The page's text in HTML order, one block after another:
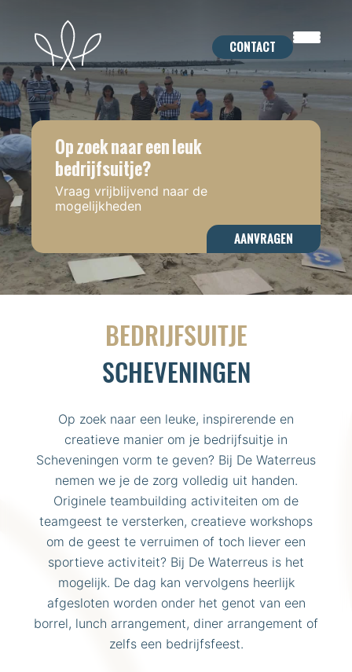
content
CONTACT
Op zoek naar een leuk
bedrijfsuitje?
Vraag vrijblijvend naar de
mogelijkheden
AANVRAGEN
BEDRIJFSUITJE
SCHEVENINGEN
Op zoek naar een leuke, inspirerende en
creatieve manier om je bedrijfsuitje in
Scheveningen vorm te geven? Bij De Waterreus
nemen we je de zorg volledig uit handen.
Originele teambuilding activiteiten om de
teamgeest te versterken, creatieve workshops
om de geest te verruimen of toch liever een
sportieve activiteit? Bij De Waterreus is het
mogelijk. De dag kan vervolgens heerlijk
afgesloten worden onder het genot van een
borrel, lunch arrangement, diner arrangement of
zelfs een bedrijfsfeest.